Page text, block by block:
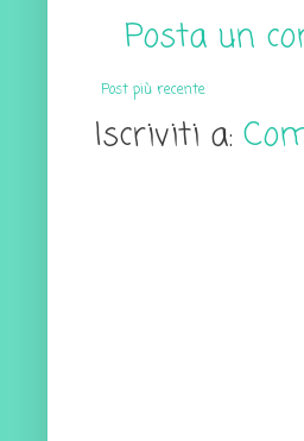
Posta un
Post più recente
Iscriviti a: